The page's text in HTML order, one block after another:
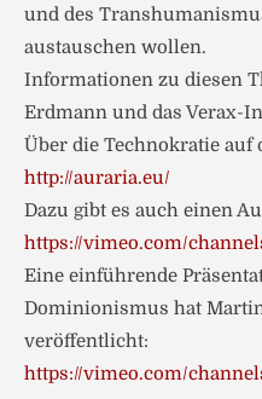
und des
austauschen wollen.
Informationen zu diesen
Erdmann und das Verax-
Über die Technokratie auf
http://auraria.eu/
Dazu gibt es auch einen
https://vimeo.com/
Eine einführende
Dominionismus hat
veröffentlicht:
https://vimeo.com/